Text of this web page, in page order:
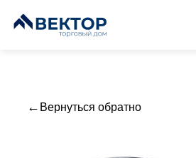
Вернуться обратно